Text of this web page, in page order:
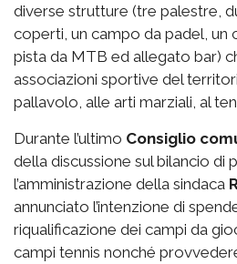
diverse strutture (tre palestre,
coperti, un campo da padel, un
pista da MTB ed allegato bar)
associazioni sportive del
pallavolo, alle arti marziali, al
Durante l’ultimo Consiglio
della discussione sul bilancio di
l’amministrazione della sindaca
annunciato l’intenzione di
riqualificazione dei campi da
campi tennis nonché